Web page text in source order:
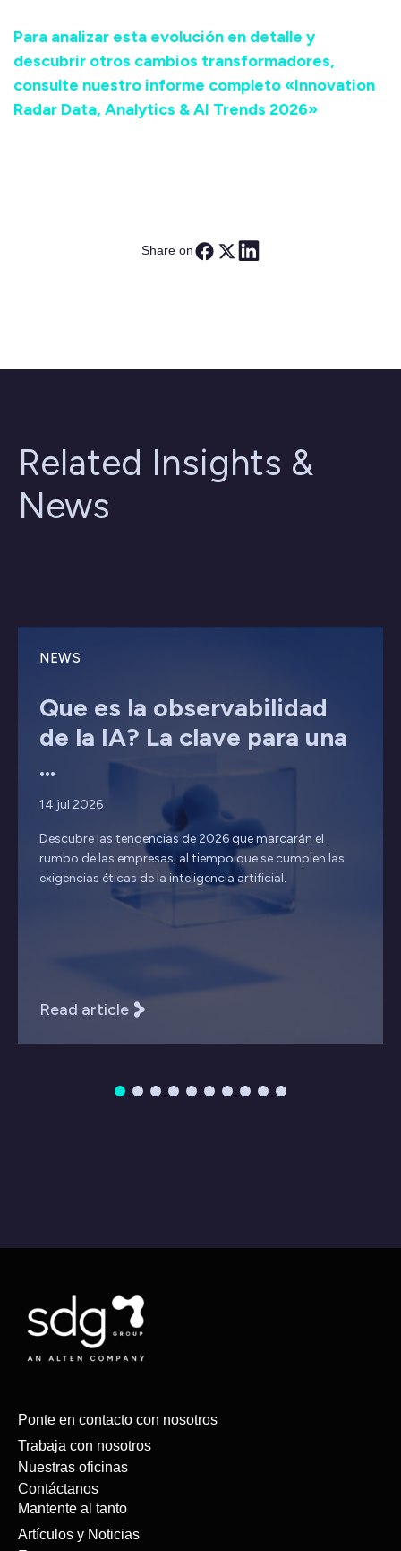
Para analizar esta evolución en detalle y
descubrir otros cambios transformadores,
consulte nuestro informe completo «Innovation
Radar Data, Analytics & AI Trends 2026»
Share on
Related Insights &
News
NEWS
Que es la observabilidad
de la IA? La clave para una
...
14 jul 2026
Descubre las tendencias de 2026 que marcarán el
rumbo de las empresas, al tiempo que se cumplen las
exigencias éticas de la inteligencia artificial.
Read article
Ponte en contacto con nosotros
Trabaja con nosotros
Nuestras oficinas
Contáctanos
Mantente al tanto
Artículos y Noticias